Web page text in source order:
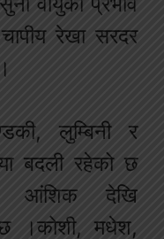
रेखा सरदर
लुम्बिनी र
बदली रहेको छ
आंशिक देखि
छ ।कोशी, मधेश,